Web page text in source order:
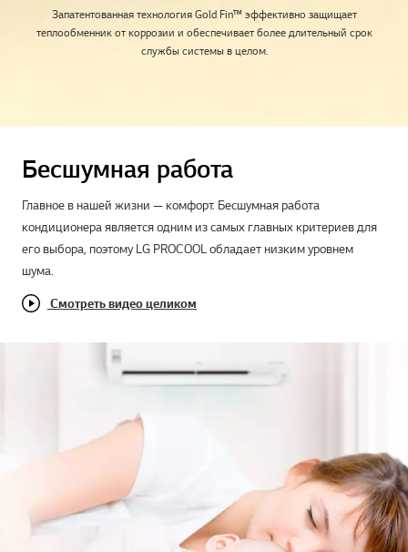
Запатентованная технология Gold Fin™ эффективно защищает
теплообменник от коррозии и обеспечивает более длительный срок
службы системы в целом.
Бесшумная работа
Главное в нашей жизни — комфорт. Бесшумная работа
кондиционера является одним из самых главных критериев для
его выбора, поэтому LG PROCOOL обладает низким уровнем
шума.
Смотреть видео целиком